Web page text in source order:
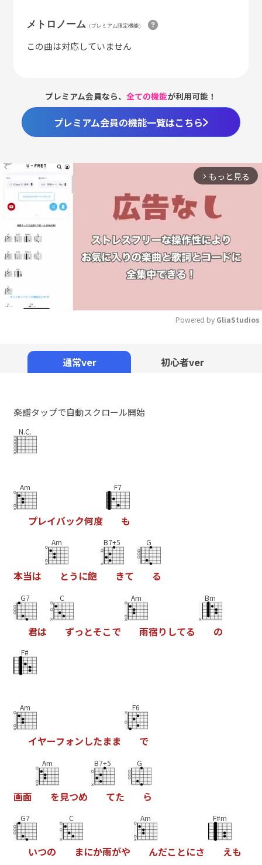
メトロノーム （プレミアム限定機能）
この曲は対応していません
プレミアム会員なら、全ての機能が利用可能！
プレミアム会員の機能一覧はこちら
arrow_forward_ios もっと見る
Powered by GliaStudios
通常ver 初心者ver
楽譜タップで自動スクロール開始
N.C.
Am
プレイバック何度
F7
も
本当は
Am
とう に飽
B7+5
きて
G
る
G7
君は
C
ずっ とそこで
Am
雨宿り してる
Bm
の
F#
Am
イヤーフォンしたまま
F6
で
画面
Am
を見つめ
B7+5
てた
G
ら
G7
いつの
C
まにか雨がや
Am
んだこ とにさ
F#m
えも